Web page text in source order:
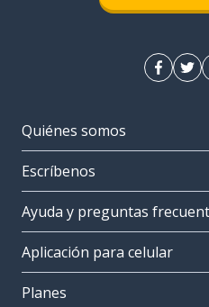
Quiénes somos
Escríbenos
Ayuda y preguntas
Aplicación para celular
Planes